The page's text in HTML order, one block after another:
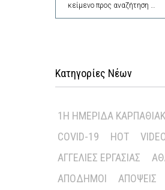
Κατηγορίες Νέων
1Η ΗΜΕΡΊΔΑ
COVID-19
HOT
ΑΓΓΕΛΊΕΣ ΕΡΓΑΣΊΑΣ
ΑΠΌΔΗΜΟΙ
ΑΠΌΨΕΙΣ